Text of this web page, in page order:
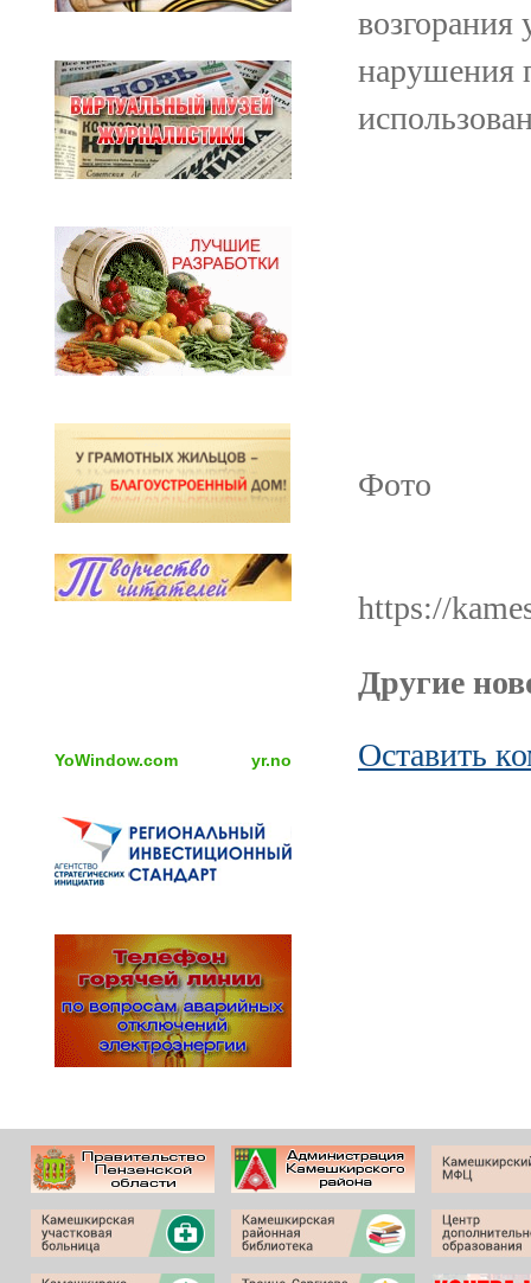
YoWindow.com yr.no
возгорания
нарушения
Фото
https://
Другие
Оставить